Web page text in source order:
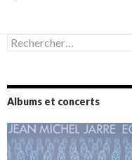
Rechercher :
Albums et concerts